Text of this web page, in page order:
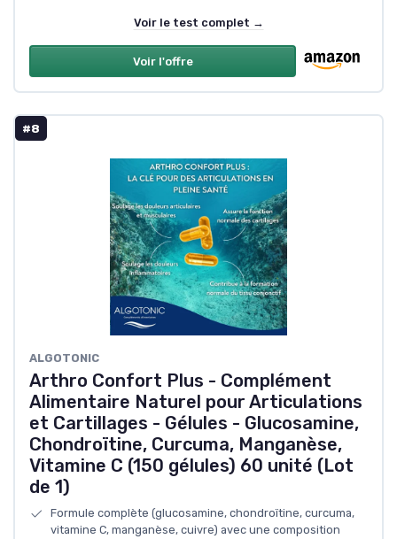
Voir le test complet →
Voir l'offre
#8
ALGOTONIC
Arthro Confort Plus - Complément
Alimentaire Naturel pour Articulations
et Cartillages - Gélules - Glucosamine,
Chondroïtine, Curcuma, Manganèse,
Vitamine C (150 gélules) 60 unité (Lot
de 1)
Formule complète (glucosamine, chondroïtine, curcuma,
vitamine C, manganèse, cuivre) avec une composition